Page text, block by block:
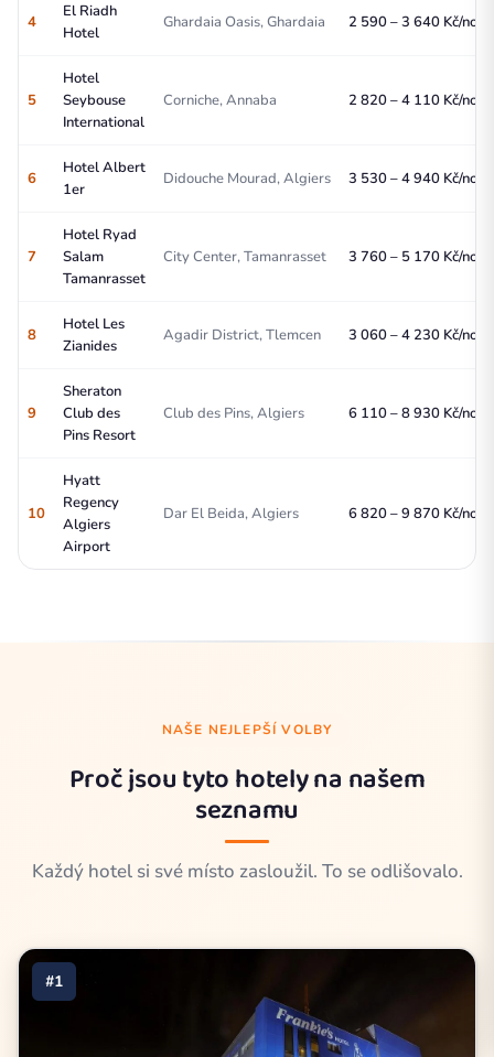
4
El Riadh
Hotel
Ghardaia Oasis, Ghardaia 2 590 – 3 640 Kč/noc
5
Hotel
Seybouse
International
Corniche, Annaba 2 820 – 4 110 Kč/noc
6
Hotel Albert
1er
Didouche Mourad, Algiers 3 530 – 4 940 Kč/noc
7
Hotel Ryad
Salam
Tamanrasset
City Center, Tamanrasset 3 760 – 5 170 Kč/noc
8
Hotel Les
Zianides
Agadir District, Tlemcen 3 060 – 4 230 Kč/noc
9
Sheraton
Club des
Pins Resort
Club des Pins, Algiers 6 110 – 8 930 Kč/noc
10
Hyatt
Regency
Algiers
Airport
Dar El Beida, Algiers 6 820 – 9 870 Kč/noc
NAŠE NEJLEPŠÍ VOLBY
Proč jsou tyto hotely na našem
seznamu
Každý hotel si své místo zasloužil. To se odlišovalo.
#1